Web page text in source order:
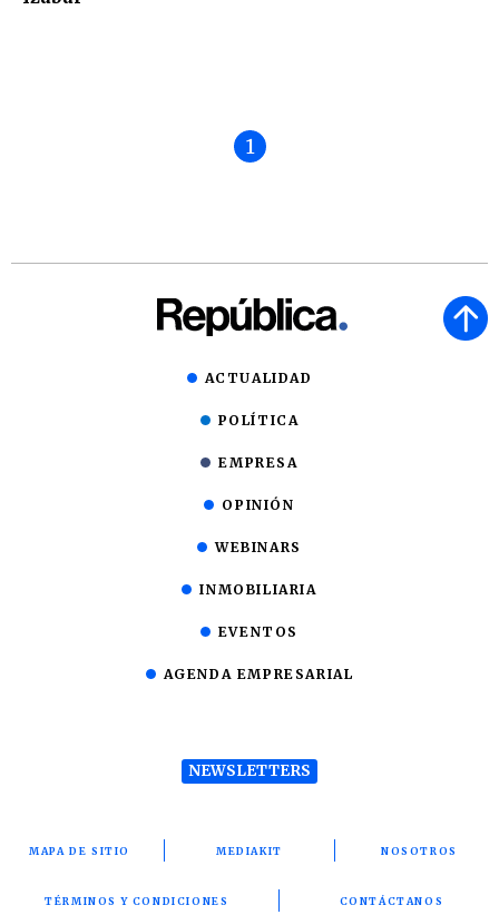
1
ACTUALIDAD
POLÍTICA
EMPRESA
OPINIÓN
WEBINARS
INMOBILIARIA
EVENTOS
AGENDA EMPRESARIAL
NEWSLETTERS
MAPA DE SITIO MEDIAKIT NOSOTROS
TÉRMINOS Y CONDICIONES CONTÁCTANOS